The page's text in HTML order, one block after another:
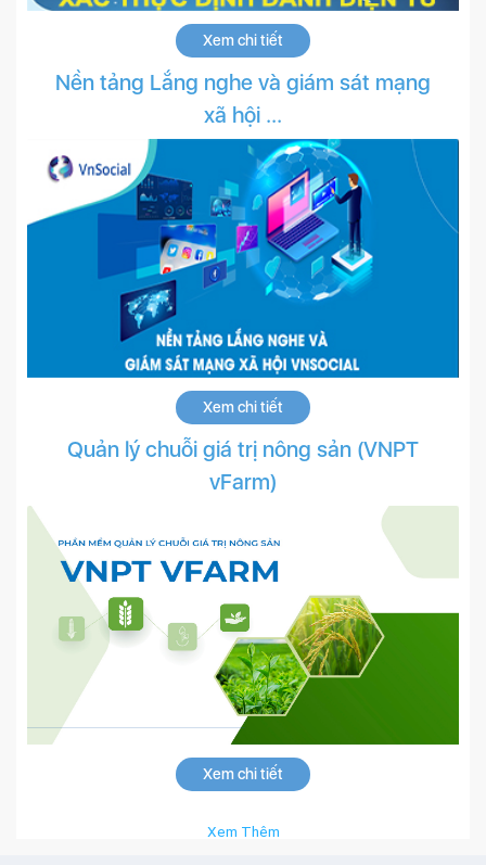
Xem chi tiết
Nền tảng Lắng nghe và giám sát mạng
xã hội ...
Xem chi tiết
Quản lý chuỗi giá trị nông sản (VNPT
vFarm)
Xem chi tiết
Xem Thêm